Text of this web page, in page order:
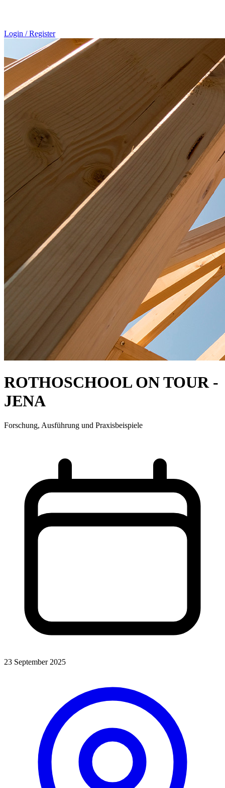
Login / Register
ROTHOSCHOOL ON TOUR -
JENA
Forschung, Ausführung und Praxisbeispiele
23 September 2025